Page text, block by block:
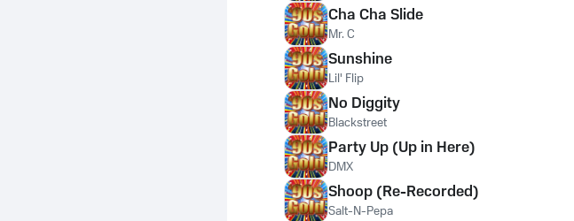
Cha Cha Slide
Mr. C
Sunshine
Lil' Flip
No Diggity
Blackstreet
Party Up (Up in Here)
DMX
Shoop (Re-Recorded)
Salt-N-Pepa